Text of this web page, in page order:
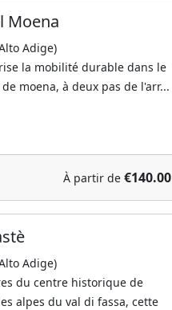
Moena
Adige)
la mobilité durable dans le
moena, à deux pas de l'arr...
À partir de €140.00
Adige)
du centre historique de
alpes du val di fassa, cette